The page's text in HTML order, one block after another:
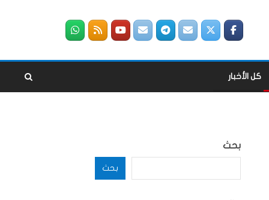
كل الأخبار
بحث
بحث